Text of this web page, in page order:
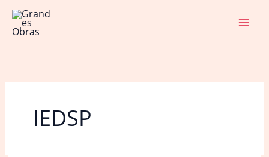
para
IEDSP